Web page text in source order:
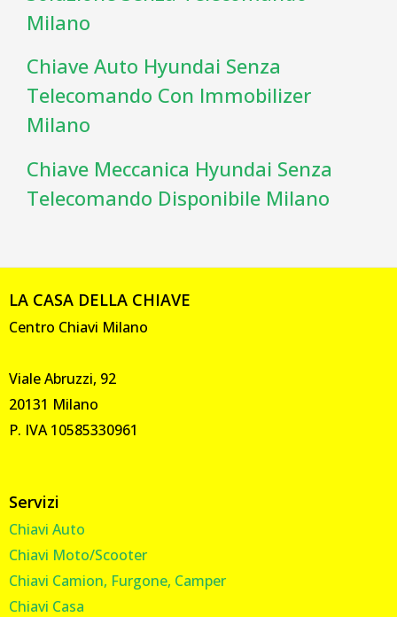
Milano
Chiave Auto Hyundai Senza
Telecomando Con Immobilizer
Milano
Chiave Meccanica Hyundai Senza
Telecomando Disponibile Milano
LA CASA DELLA CHIAVE
Centro Chiavi Milano
Viale Abruzzi, 92
20131 Milano
P. IVA 10585330961
Servizi
Chiavi Auto
Chiavi Moto/Scooter
Chiavi Camion, Furgone, Camper
Chiavi Casa